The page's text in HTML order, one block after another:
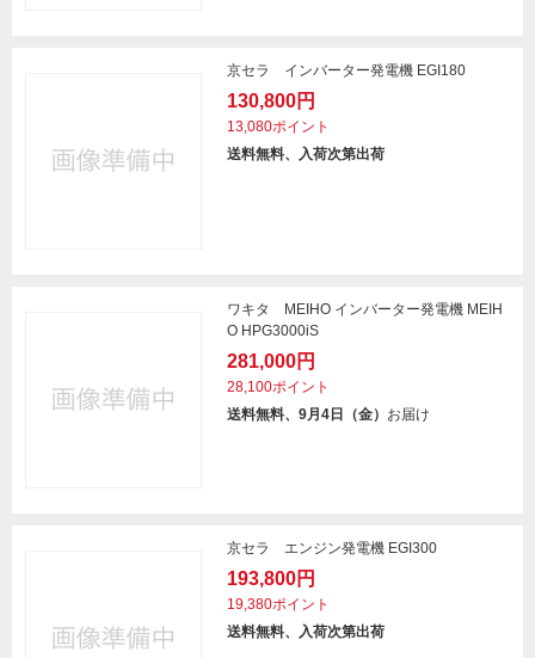
京セラ インバーター発電機 EGI180
130,800円
13,080ポイント
送料無料、入荷次第出荷
ワキタ MEIHO インバーター発電機 MEIH
O HPG3000iS
281,000円
28,100ポイント
送料無料、9月4日（金） お届け
京セラ エンジン発電機 EGI300
193,800円
19,380ポイント
送料無料、入荷次第出荷